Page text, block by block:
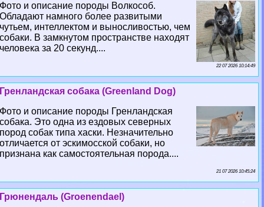
Фото и описание породы Волкособ.
Обладают намного более развитыми
чутьем, интеллектом и выносливостью, чем
собаки. В замкнутом прострaнcтве находят
человека за 20 секунд....
22 07 2026 10:14:49
Гренландская собака (Greenland Dog)
Фото и описание породы Гренландская
собака. Это одна из ездовых северных
пород собак типа хаски. Незначительно
отличается от эскимосской собаки, но
признана как самостоятельная порода....
21 07 2026 10:45:24
Грюнендаль (Groenendael)